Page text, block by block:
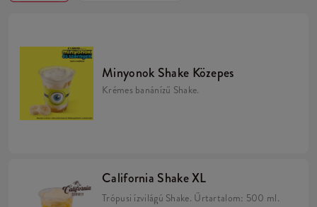
Minyonok Shake Közepes
Krémes banánízű Shake.
California Shake XL
Trópusi ízvilágú Shake. Űrtartalom: 500 ml.